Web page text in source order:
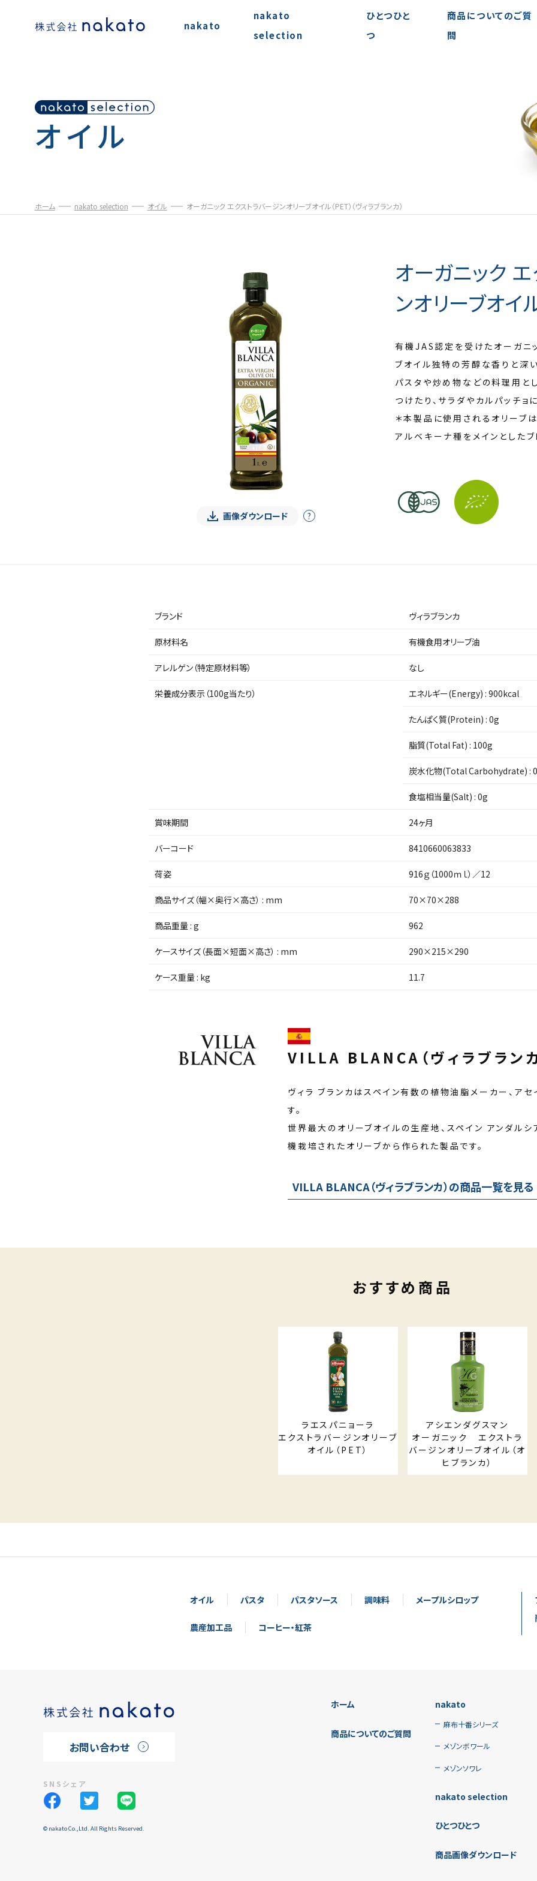
nakato
nakato
selection
ひとつひと
つ
商品についてのご質
問
オイル
ホーム nakato selection オイル オーガニック エクストラバージンオリーブオイル（PET）（ヴィラブランカ）
画像ダウンロード ?
オーガニック
ンオリーブオイ
有機JAS認定を受けたオーガニ
ブオイル独特の芳醇な香りと深
パスタや炒め物などの料理用と
つけたり、サラダやカルパッチョ
＊本製品に使用されるオリーブ
アルベキーナ種をメインとしたブ
ブランド ヴィラブランカ
原材料名 有機食用オリーブ油
アレルゲン（特定原材料等） なし
栄養成分表示（100g当たり） エネルギー(Energy) : 900kcal
たんぱく質(Protein) : 0g
脂質(Total Fat) : 100g
炭水化物(Total Carbohydrate) :
食塩相当量(Salt) : 0g
賞味期間 24ヶ月
バーコード 8410660063833
荷姿 916ｇ（1000ｍｌ）／12
商品サイズ（幅×奥行×高さ） : mm 70×70×288
商品重量 : g 962
ケースサイズ（長面×短面×高さ） : mm 290×215×290
ケース重量 : kg 11.7
VILLA BLANCA （ヴィラブラン
ヴィラ ブランカはスペイン有数の植物油脂メーカー、ア
す。
世界最大のオリーブオイルの生産地、スペイン アンダル
機栽培されたオリーブから作られた製品です。
VILLA BLANCA（ヴィラブランカ）の商品一覧を見る
おすすめ商品
ラエスパニョーラ
エクストラバージンオリーブ
オイル（PET）
アシエンダグスマン
オーガニック エクストラ
バージンオリーブオイル（オ
ヒブランカ）
オイル パスタ パスタソース 調味料 メープルシロップ
農産加工品 コーヒー・紅茶
お問い合わせ
SNSシェア
© nakato Co.,Ltd. All Rights Reserved.
ホーム
商品についてのご質問
nakato
麻布十番シリーズ
メゾンボワール
メゾンソワレ
nakato selection
ひとつひとつ
商品画像ダウンロード